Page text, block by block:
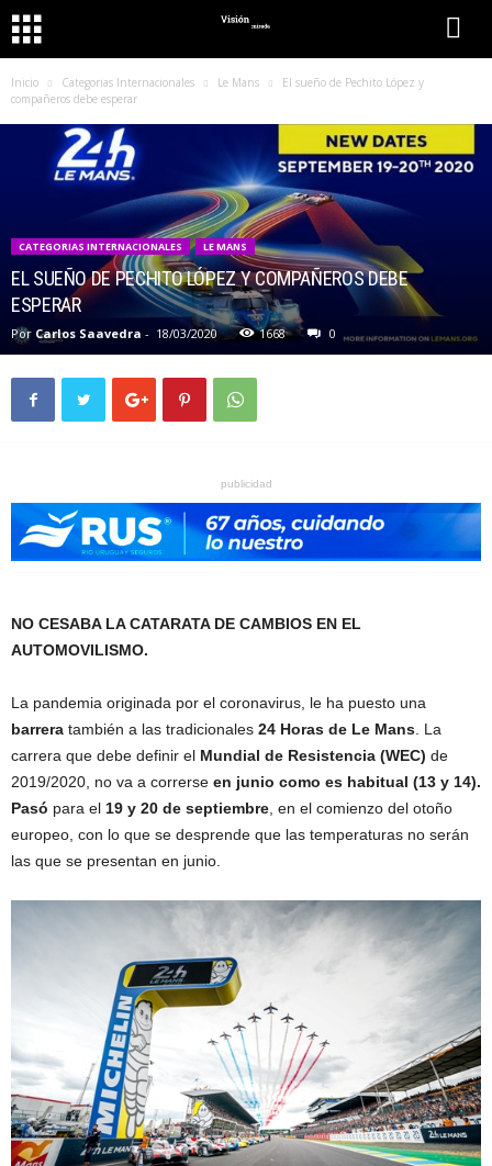
Inicio Categorias Internacionales Le Mans
El sueño de Pechito López y
compañeros debe esperar
CATEGORIAS INTERNACIONALES LE MANS
EL SUEÑO DE PECHITO LÓPEZ Y COMPAÑEROS DEBE
ESPERAR
Por Carlos Saavedra - 18/03/2020 1668 0
publicidad
NO CESABA LA CATARATA DE CAMBIOS EN EL
AUTOMOVILISMO.
La pandemia originada por el coronavirus, le ha puesto una
barrera también a las tradicionales 24 Horas de Le Mans . La
carrera que debe definir el Mundial de Resistencia (WEC) de
2019/2020, no va a correrse en junio como es habitual (13 y 14).
Pasó para el 19 y 20 de septiembre , en el comienzo del otoño
europeo, con lo que se desprende que las temperaturas no serán
las que se presentan en junio.